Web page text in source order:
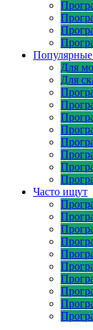
Для
Для
Часто ищут